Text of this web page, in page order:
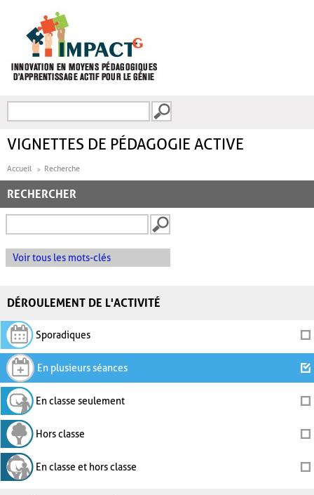
FORMULAIRE DE
VIGNETTES DE PÉDAGOGIE ACTIVE
Accueil Recherche
RECHERCHER
Voir tous les mots-clés
DÉROULEMENT DE L'ACTIVITÉ
Sporadiques
En plusieurs séances
En classe seulement
Hors classe
En classe et hors classe